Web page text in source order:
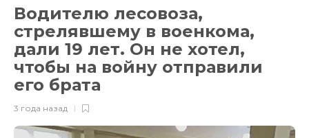
Водителю лесовоза,
стрелявшему в военкома,
дали 19 лет. Он не хотел,
чтобы на войну отправили
его брата
3 года назад